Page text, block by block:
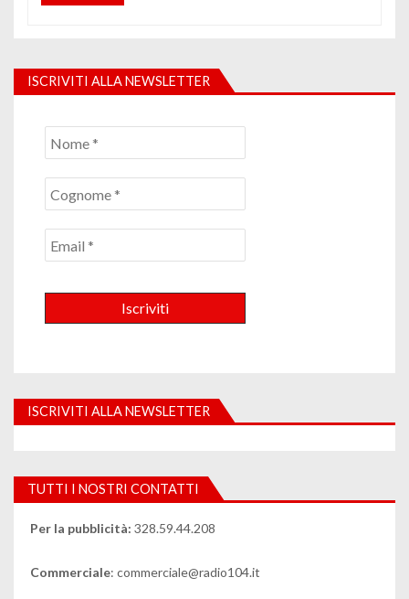
ISCRIVITI ALLA NEWSLETTER
ISCRIVITI ALLA NEWSLETTER
TUTTI I NOSTRI CONTATTI
Per la pubblicità: 328.59.44.208
Commerciale: commerciale@radio104.it